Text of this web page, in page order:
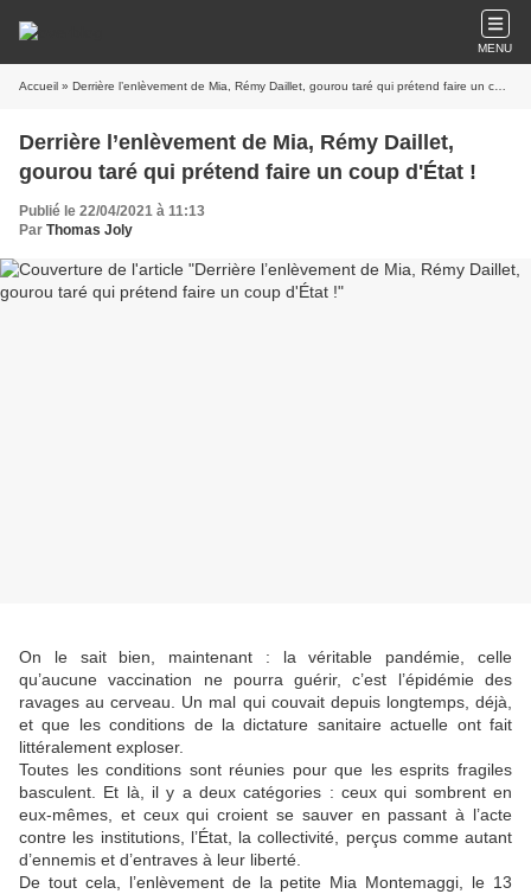
MENU
Accueil » Derrière l’enlèvement de Mia, Rémy Daillet, gourou taré qui prétend faire un coup d'État !
Derrière l’enlèvement de Mia, Rémy Daillet,
gourou taré qui prétend faire un coup d'État !
Publié le 22/04/2021 à 11:13
Par Thomas Joly
On le sait bien, maintenant : la véritable pandémie, celle
qu’aucune vaccination ne pourra guérir, c’est l’épidémie des
ravages au cerveau. Un mal qui couvait depuis longtemps, déjà,
et que les conditions de la dictature sanitaire actuelle ont fait
littéralement exploser.
Toutes les conditions sont réunies pour que les esprits fragiles
basculent. Et là, il y a deux catégories : ceux qui sombrent en
eux-mêmes, et ceux qui croient se sauver en passant à l’acte
contre les institutions, l’État, la collectivité, perçus comme autant
d’ennemis et d’entraves à leur liberté.
De tout cela, l’enlèvement de la petite Mia Montemaggi, le 13